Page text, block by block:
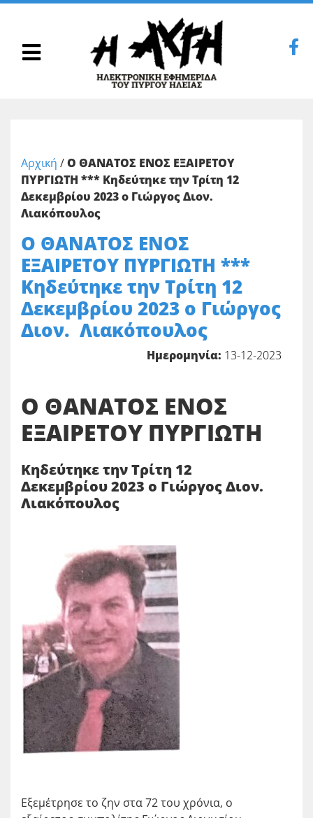
Αρχική /Ο ΘΑΝΑΤΟΣ ΕΝΟΣ ΕΞΑΙΡΕΤΟΥ
ΠΥΡΓΙΩΤΗ *** Κηδεύτηκε την Τρίτη 12
Δεκεμβρίου 2023 ο Γιώργος Διον.
Λιακόπουλος
Ο ΘΑΝΑΤΟΣ ΕΝΟΣ
ΕΞΑΙΡΕΤΟΥ ΠΥΡΓΙΩΤΗ ***
Κηδεύτηκε την Τρίτη 12
Δεκεμβρίου 2023 ο Γιώργος
Διον. Λιακόπουλος
Ημερομηνία: 13-12-2023
Ο ΘΑΝΑΤΟΣ ΕΝΟΣ
ΕΞΑΙΡΕΤΟΥ ΠΥΡΓΙΩΤΗ
Κηδεύτηκε την Τρίτη 12
Δεκεμβρίου 2023 ο Γιώργος Διον.
Λιακόπουλος
Εξεμέτρησε το ζην στα 72 του χρόνια, ο